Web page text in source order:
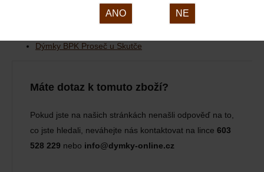
Dýmky Briárové
Dýmky BPK Proseč u Skutče
Máte dotaz k tomuto zboží?
Pokud jste na našich stránkách nenašli odpověď na to,
co jste hledali, neváhejte nás kontaktovat na lince 603
528 229 nebo info@dymky-online.cz
ANO NE